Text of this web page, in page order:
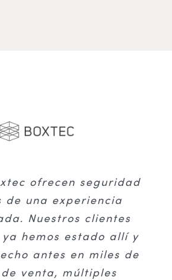
ofrecen seguridad
de una experiencia
Nuestros clientes
hemos estado allí y
antes en miles de
venta, múltiples
trabajamos con
para ayudar a los
cambiar su forma de
acuerdo con las
de la industria.
asociación es
de una alianza
con FreedomPay, dos
en la industria
se unen para
a los comerciantes de
Esta colaboración